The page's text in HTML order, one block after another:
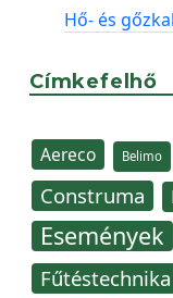
Hő- és
Címkefelhő
Aereco Belimo
Construma
Események
Fűtéstechnika